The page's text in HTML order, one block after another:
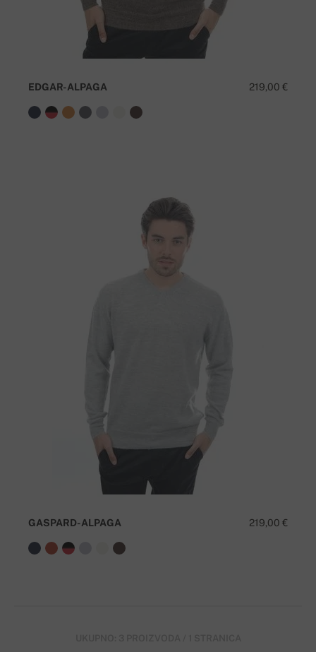
219,00 €
EDGAR-ALPAGA
219,00 €
GASPARD-ALPAGA